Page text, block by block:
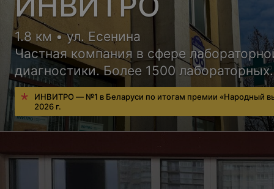
1.8 км • ул. Есенина
Частная компания в сфере
диагностики. Более 1500 лабораторных
исследований, удобный сервис для
пациентов, бесплатная консультация
ИНВИТРО — №1 в Беларуси по итогам премии «Народный
2026 г.